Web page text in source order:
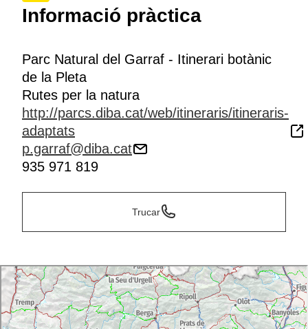
Informació pràctica
Parc Natural del Garraf - Itinerari botànic
de la Pleta
Rutes per la natura
http://parcs.diba.cat/web/itineraris/itineraris-
adaptats
p.garraf@diba.cat
935 971 819
Trucar